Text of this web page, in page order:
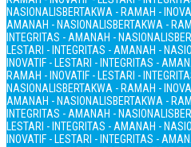
NASIONALISBERTAKWA - RAMAH -
AMANAH - NASIONALISBERTAKWA -
INTEGRITAS - AMANAH - NASIONALIS
LESTARI - INTEGRITAS - AMANAH -
INOVATIF - LESTARI - INTEGRITAS -
RAMAH - INOVATIF - LESTARI -
NASIONALISBERTAKWA - RAMAH -
AMANAH - NASIONALISBERTAKWA -
INTEGRITAS - AMANAH - NASIONALIS
LESTARI - INTEGRITAS - AMANAH -
INOVATIF - LESTARI - INTEGRITAS -